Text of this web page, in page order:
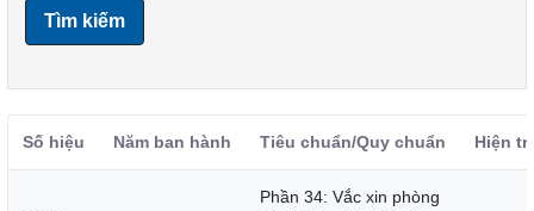
Tìm kiếm
Số hiệu Năm ban hành Tiêu chuẩn/Quy chuẩn Hiện
Phần 34: Vắc xin phòng